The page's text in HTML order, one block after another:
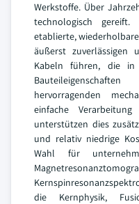
Werkstoffe. Über
technologisch
etablierte,
äußerst zuverlässigen
Kabeln führen, die in
hervorragenden
einfache
unterstützen dies
und relativ niedrige
Wahl für
die Kernphysik,